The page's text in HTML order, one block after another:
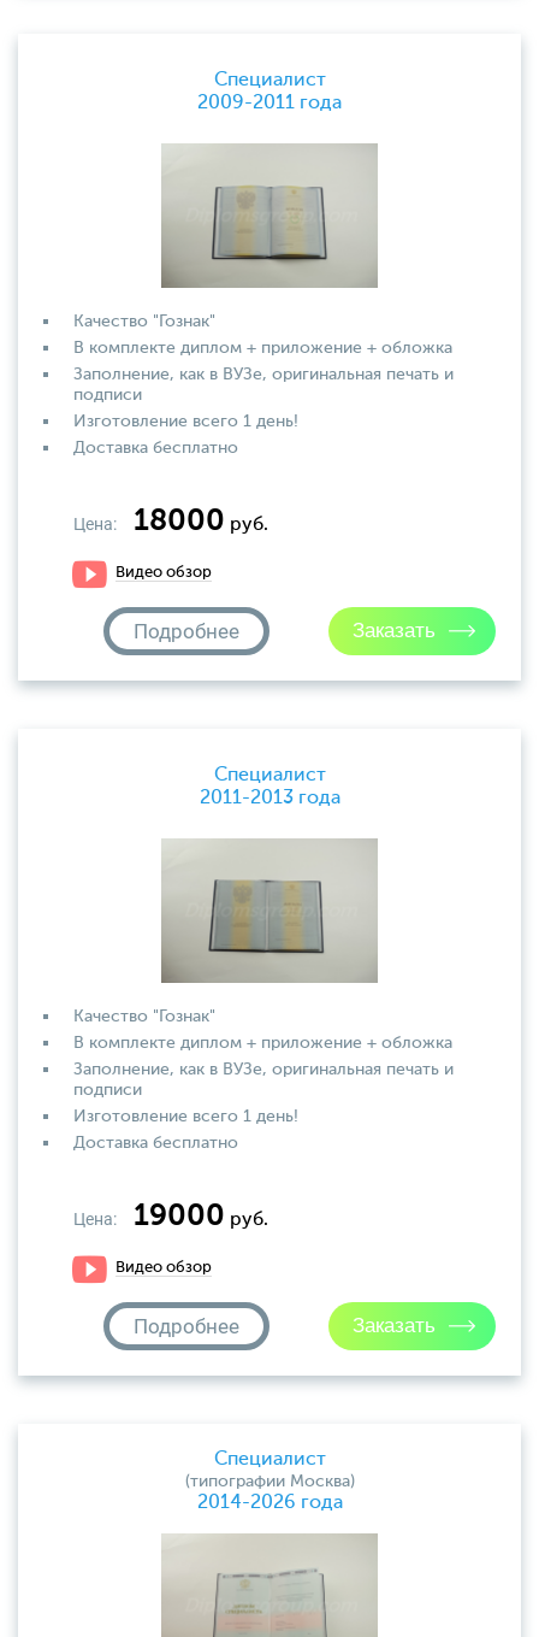
Специалист
2009-2011 года
Качество "Гознак"
В комплекте диплом + приложение + обложка
Заполнение, как в ВУЗе, оригинальная печать и
подписи
Изготовление всего 1 день!
Доставка бесплатно
Цена: 18000 руб.
Видео обзор
Подробнее
Специалист
2011-2013 года
Качество "Гознак"
В комплекте диплом + приложение + обложка
Заполнение, как в ВУЗе, оригинальная печать и
подписи
Изготовление всего 1 день!
Доставка бесплатно
Цена: 19000 руб.
Видео обзор
Подробнее
Специалист
(типографии Москва)
2014-2026 года